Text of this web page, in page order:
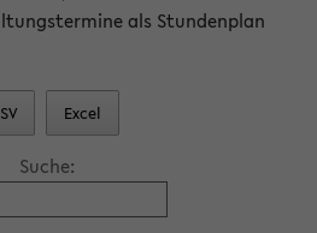
als Stundenplan
Excel
Suche: